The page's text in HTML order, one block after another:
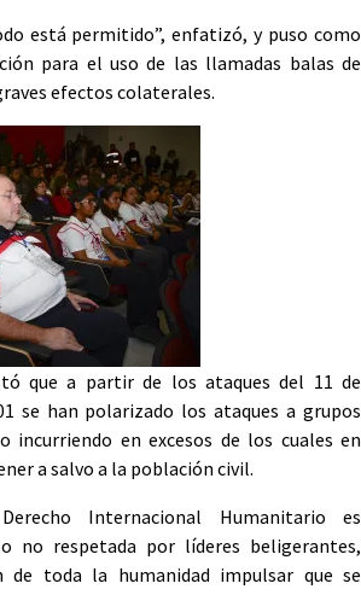
está permitido”, enfatizó, y puso como
para el uso de las llamadas balas de
efectos colaterales.
que a partir de los ataques del 11 de
se han polarizado los ataques a grupos
incurriendo en excesos de los cuales en
a salvo a la población civil.
Internacional Humanitario es
no respetada por líderes beligerantes,
de toda la humanidad impulsar que se